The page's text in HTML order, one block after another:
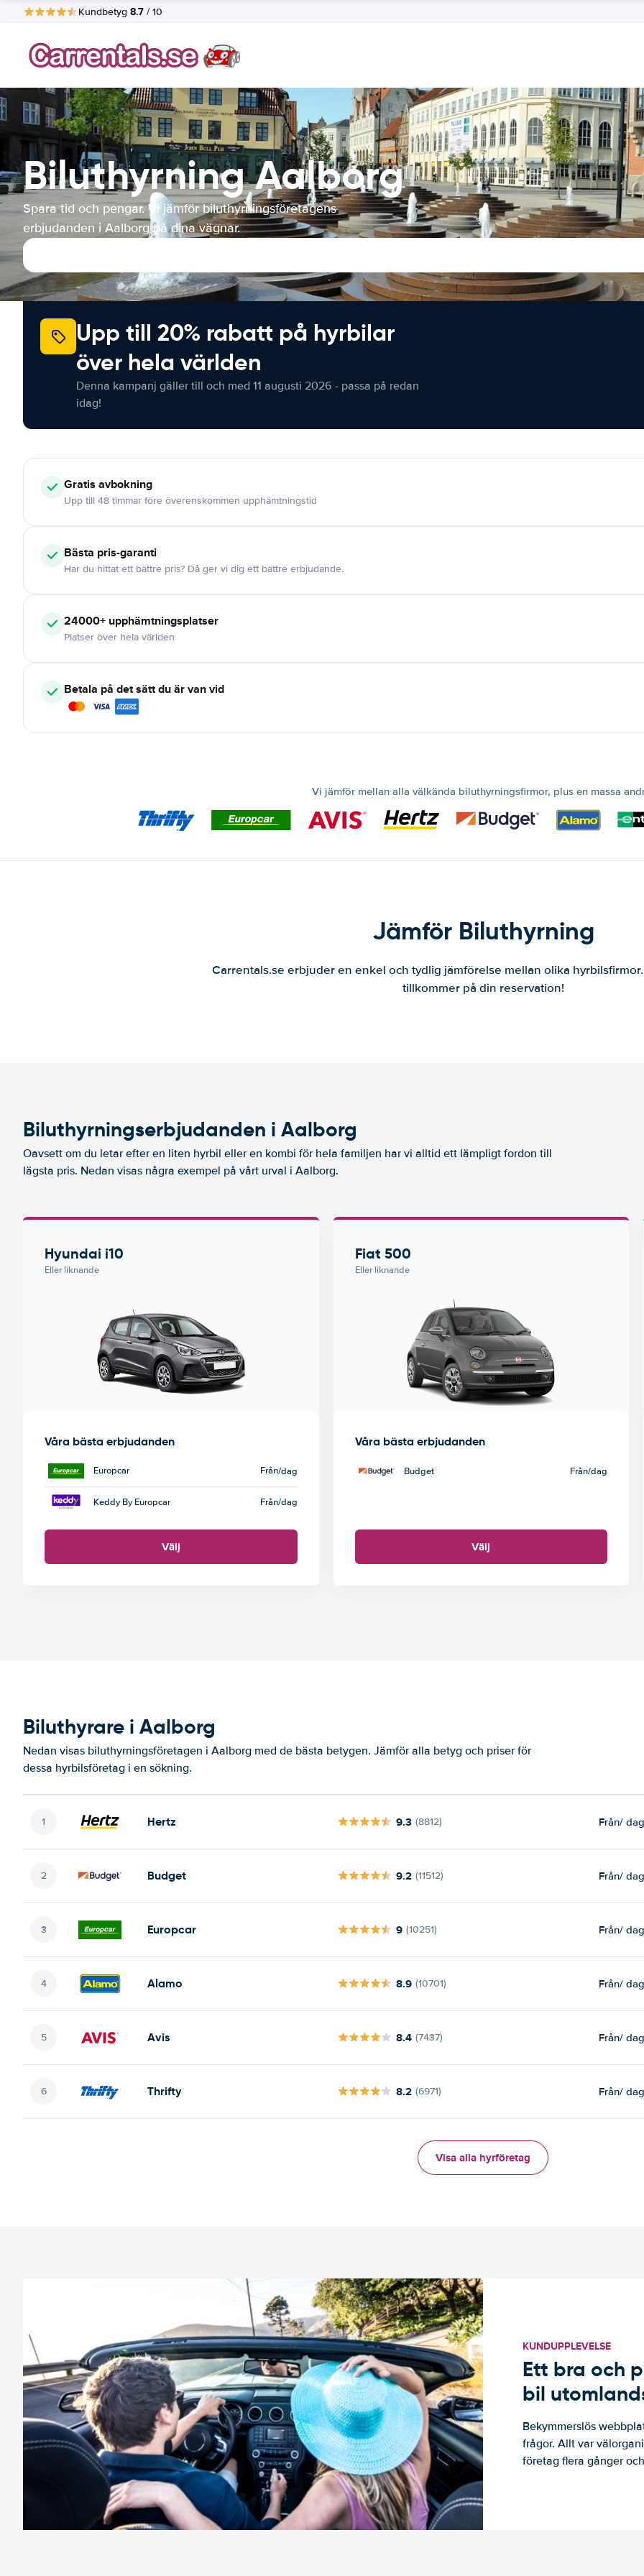
Kundbetyg 8.7 / 10
Biluthyrning Aalborg
Spara tid och pengar. Vi jämför biluthyrningsföretagens
erbjudanden i Aalborg på dina vägnar.
Upp till 20% rabatt på hyrbilar
över hela världen
Denna kampanj gäller till och med 11 augusti 2026 - passa på redan
idag!
Gratis avbokning
Upp till 48 timmar före överenskommen upphämtningstid
Bästa pris-garanti
Har du hittat ett bättre pris? Då ger vi dig ett bättre erbjudande.
24000+ upphämtningsplatser
Platser över hela världen
Betala på det sätt du är van vid
Vi jämför mellan alla välkända biluthyrningsfirmor, plus en massa
Jämför Biluthyrning
Carrentals.se erbjuder en enkel och tydlig jämförelse mellan olika
tillkommer på din reservation!
Biluthyrningserbjudanden i Aalborg
Oavsett om du letar efter en liten hyrbil eller en kombi för hela familjen har vi alltid ett lämpligt fordon till
lägsta pris. Nedan visas några exempel på vårt urval i Aalborg.
Hyundai i10
Eller liknande
Våra bästa erbjudanden
Europcar Från/dag
Keddy By Europcar Från/dag
Välj
Fiat 500
Eller liknande
Våra bästa erbjudanden
Budget Från/dag
Välj
Biluthyrare i Aalborg
Nedan visas biluthyrningsföretagen i Aalborg med de bästa betygen. Jämför alla betyg och priser för
dessa hyrbilsföretag i en sökning.
Hertz 9.3 (8812) Från/ dag
Budget 9.2 (11512) Från/ dag
Europcar 9 (10251) Från/ dag
Alamo 8.9 (10701) Från/ dag
Avis 8.4 (7437) Från/ dag
Thrifty 8.2 (6971) Från/ dag
Visa alla hyrföretag
KUNDUPPLEVELSE
Ett bra och
bil
Bekymmerslös
frågor. Allt var
företag flera gånger